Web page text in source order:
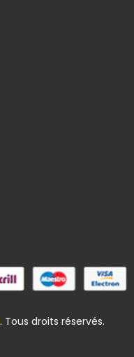
. Tous droits réservés.